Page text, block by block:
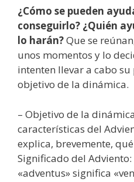
¿Cómo se pueden
conseguirlo? ¿Quién
lo harán?Que se
unos momentos y lo
intenten llevar a cabo
objetivo de la dinámica.
– Objetivo de la
características del
explica, brevemente,
Significado del
«adventus» significa